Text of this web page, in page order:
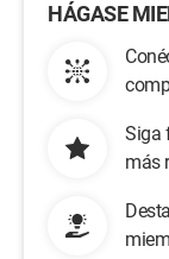
HÁGASE
Siga
más